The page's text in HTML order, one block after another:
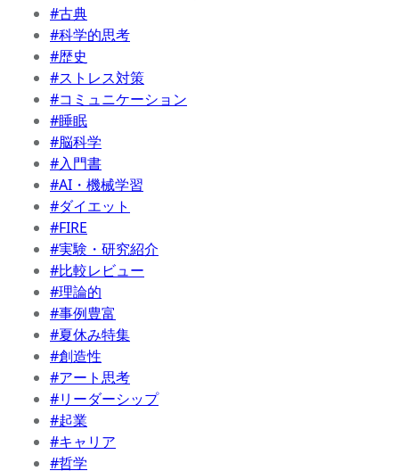
#古典
#科学的思考
#歴史
#ストレス対策
#コミュニケーション
#睡眠
#脳科学
#入門書
#AI・機械学習
#ダイエット
#FIRE
#実験・研究紹介
#比較レビュー
#理論的
#事例豊富
#夏休み特集
#創造性
#アート思考
#リーダーシップ
#起業
#キャリア
#哲学